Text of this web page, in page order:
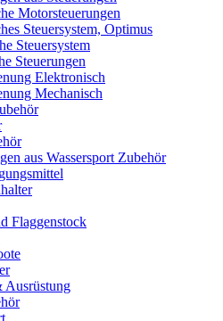
Motorsteuerungen
Steuersystem, Optimus
Steuersystem
Steuerungen
Elektronisch
Mechanisch
aus Wassersport Zubehör
Flaggenstock
Ausrüstung